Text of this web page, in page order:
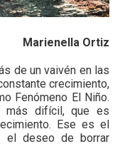
Marienella Ortiz
de un vaivén en las
crecimiento,
Fenómeno El Niño.
más difícil, que es
Ese es el
el deseo de borrar